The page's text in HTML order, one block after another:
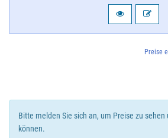
Preise
Bitte melden Sie sich an, um Preise zu
können.